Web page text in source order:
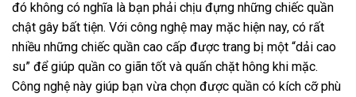
đó không có nghĩa là bạn phải chịu đựng những chiếc quần
chật gây bất tiện. Với công nghệ may mặc hiện nay, có rất
nhiều những chiếc quần cao cấp được trang bị một “dải cao
su” để giúp quần co giãn tốt và quấn chặt hông khi mặc.
Công nghệ này giúp bạn vừa chọn được quần có kích cỡ phù